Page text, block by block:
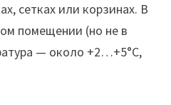
сетках или корзинах. В
помещении (но не в
— около +2…+5°C,